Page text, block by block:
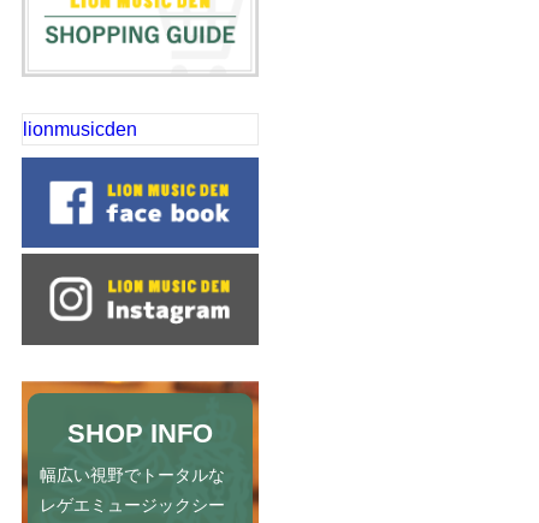
lionmusicden
SHOP INFO
幅広い視野でトータルな
レゲエミュージックシー